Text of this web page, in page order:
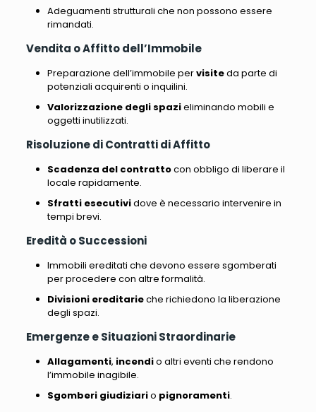
Adeguamenti strutturali che non possono essere
rimandati.
Vendita o Affitto dell’Immobile
Preparazione dell’immobile pervisiteda parte di
potenziali acquirenti o inquilini.
Valorizzazione degli spazieliminando mobili e
oggetti inutilizzati.
Risoluzione di Contratti di Affitto
Scadenza del contrattocon obbligo di liberare il
locale rapidamente.
Sfratti esecutividove è necessario intervenire in
tempi brevi.
Eredità o Successioni
Immobili ereditati che devono essere sgomberati
per procedere con altre formalità.
Divisioni ereditarieche richiedono la liberazione
degli spazi.
Emergenze e Situazioni Straordinarie
Allagamenti, incendio altri eventi che rendono
l’immobile inagibile.
Sgomberi giudiziario pignoramenti.